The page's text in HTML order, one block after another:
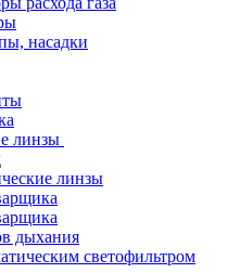
насадки
линзы
линзы
дыхания
светофильтром